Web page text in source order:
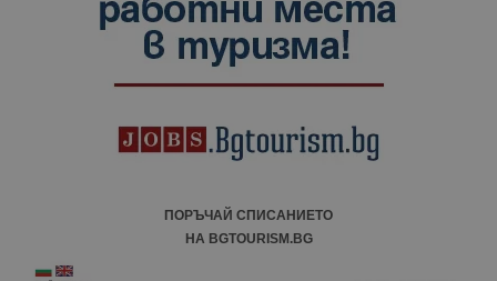
ПОРЪЧАЙ СПИСАНИЕТО
НА BGTOURISM.BG